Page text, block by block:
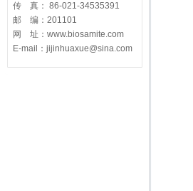
传 真： 86-021-34535391
邮 编：201101
网 址：www.biosamite.com
E-mail：jijinhuaxue@sina.com